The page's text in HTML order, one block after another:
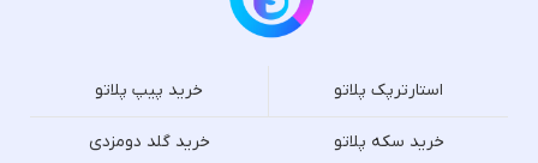
استارترپک پلاتو خرید پیپ پلاتو
خرید سکه پلاتو خرید گلد دومزدی